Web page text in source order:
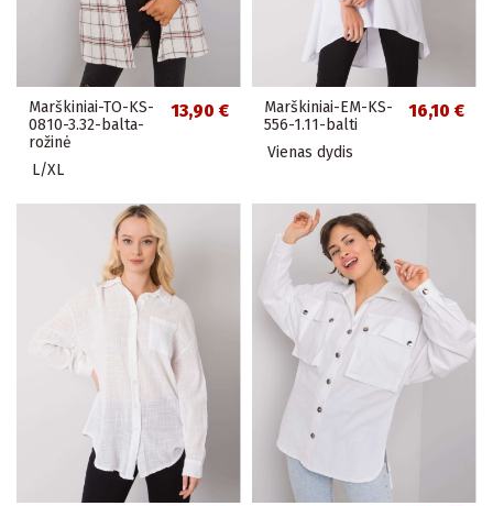
Marškiniai-TO-KS-
0810-3.32-balta-
rožinė
13,90 €
L/XL
Marškiniai-EM-KS-
556-1.11-balti
16,10 €
Vienas dydis